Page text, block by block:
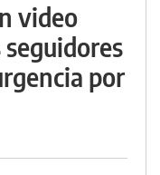
video
por